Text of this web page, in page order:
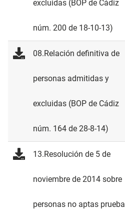
excluidas (BOP de Cádiz
núm. 200 de 18-10-13)
08.Relación definitiva de
personas admitidas y
excluidas (BOP de Cádiz
núm. 164 de 28-8-14)
13.Resolución de 5 de
noviembre de 2014 sobre
personas no aptas prueba